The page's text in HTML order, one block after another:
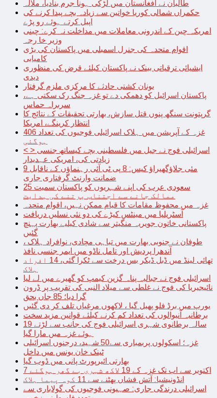
طالبان نے افغانستان میں لڑکی ہونا جرم بنادیا، ملالہ
حکمراں شمالی کوریا خواتین سے زیادہ بچے پیدا کرنے کی
اپیل کرتے ہوئے رو پڑے
امریکہ چین کے اندرونی معاملات میں مداخلت نہ کرے: چینی
وزیر خا رجہ
اقوام متحدہ کی جنرل اسمبلی میں پاکستان کی بڑی
کامیابی
ایشیائی ترقیاتی بینک نے پاکستان کیلئے قرض کی منظوری
دیدی
یونان کشتی حادثے کا مرکزی ملزم گرفتار
پاکستان اسرائیل کو دھمکی دے تو غزہ جنگ رک سکتی ہے،
سربراہ حماس
گرپتونت سنگھ پنوں قتل سازش، بھارتی تحقیقات کے نتائج کا
انتظار کرینگے، امریکا
غزہ کے آپریشن میں ہلاک اسرائیلی فوجیوں کی تعداد 406
ہوگئی
< > اسرائیلی فوج نے جیل میں فلسطینی بچے کیساتھ جنسی
زیادتی کی، امریکی عہدیدار
9 مئی جلاؤگھیراؤ کیس: 8 پی ٹی آئی رہنماؤں کے ناقابل
ضمانت وارنٹ گرفتاری جاری
سعودی عرب کی اپنے شہریوں کو پاکستان سمیت 25
ممالک جانے سے اجتناب برتنے کی ہدایت
غزہ میں محفوظ مقامات کا قیام ممکن نہیں، اقوام متحدہ
آسٹریلیا میں مینٹس کیڑے کی دو نئی نسلیں دریافت
پاکستانی خاتون جویریہ منگیتر سے شادی کیلیے بھارت پہنچ
گئیں
طوفان نے جنوبی بھارت میں تباہی مچادی، نوافراد ہلاک ،
آندھرا پردیش اور تامل ناڈو میں ایمر جنسی نافذ
تھائی لینڈ میں ڈبل ڈیکر بس درخت سے ٹکرا گئی، 14 افراد
ہلاک
اسرائیلی فوج نے جبالیہ پناہ گزین کیمپ کو گھیرے میں لے لیا
نائیجیریا کی فوج نے غلطی سے میلاد النبی کی تقریب پر ڈرون
گرا دیا؛ 85 جاں بحق
یورپ میں برڈ فلو پھیل گیا ، لاکھوں مرغیاں تلف کر دی گئیں
برطانیہ آنیوالوں کی تعداد کم کرنے کیلئے قوانین مزید سخت
19 سالہ برطانوی شہری اسرائیلی فوج کی جانب سے لڑتے
ہوئے غزہ میں مارا گیا
غزہ؛ اسکولوں پربمباری سے50 شہید، درجنوں اسرائیلی
ٹینک خان یونس میں داخل
بھارتی ائیرپورٹ پانی میں ڈوب گیا
7 اکتوبر سے اب تک غزہ کے 19 لاکھ شہری بے گھر ہوگئے
انڈونیشیا: آتش فشاں پھٹنے سے 11 کوہ پیما ہلاک
اسرائیلی درندگی جاری: صہیونی فوجیوں کی گولاباری سے